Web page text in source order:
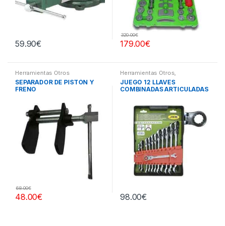
59.90€ 179.00€
320.00€
Herramientas Otros
SEPARADOR DE PISTÓN Y
FRENO
48.00€
68.00€
Herramientas Otros,
Herramientas De Mano
Herramientas De Mano
JUEGO 12 LLAVES
COMBINADAS ARTICULADAS
98.00€